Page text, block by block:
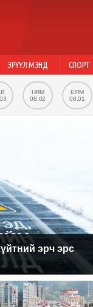
ЭРҮҮЛ МЭНД СПОРТ
НЯМ
08.02
БЯМ
08.01
эрч эрс